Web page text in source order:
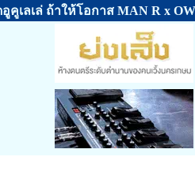
คูเลเล่ ถ้าให้โอกาส MAN R x